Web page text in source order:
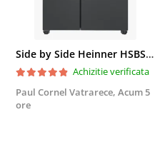
Side by Side Heinner HSBS-HM439NFINVDGWDE++, Total No Frost, Compresor Inverter, Dozator Apa, Display Touch LED, 439 L, Clasa E, Gri Antracit Texturat
Achizitie verificata
Paul Cornel Vatrarece, Acum 5
ore